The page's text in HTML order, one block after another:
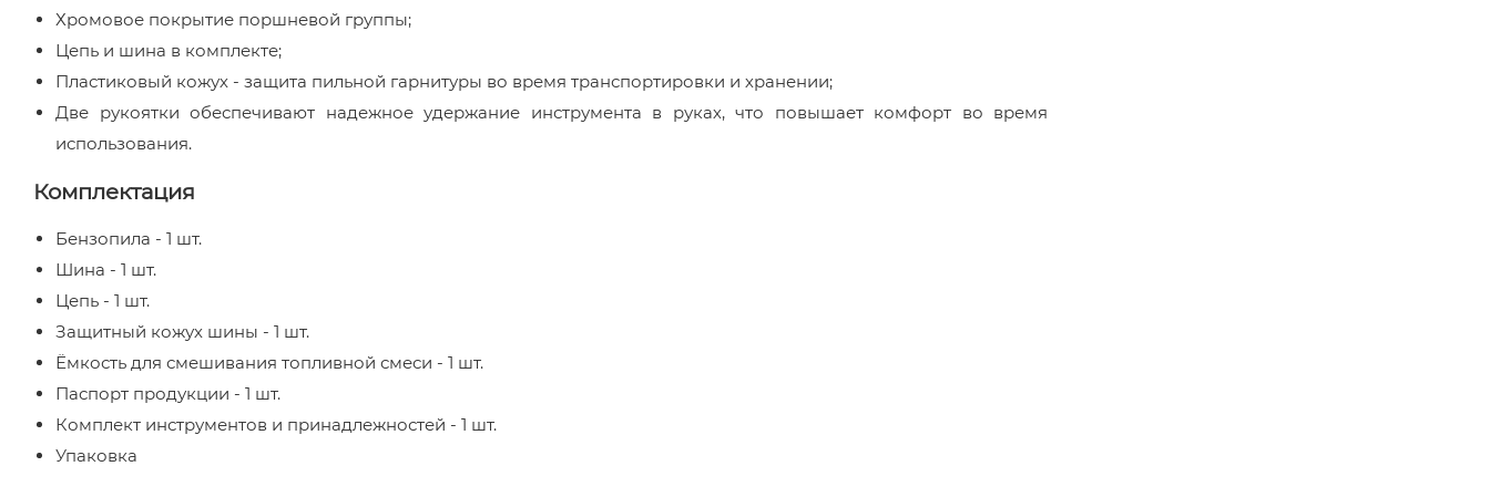
Хромовое покрытие поршневой группы;
Цепь и шина в комплекте;
Пластиковый кожух - защита пильной гарнитуры во время транспортировки и хранении;
Две рукоятки обеспечивают надежное удержание инструмента в руках, что повышает комфорт во время
использования.
Комплектация
Бензопила - 1 шт.
Шина - 1 шт.
Цепь - 1 шт.
Защитный кожух шины - 1 шт.
Ёмкость для смешивания топливной смеси - 1 шт.
Паспорт продукции - 1 шт.
Комплект инструментов и принадлежностей - 1 шт.
Упаковка